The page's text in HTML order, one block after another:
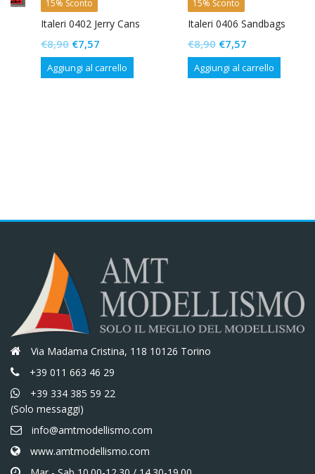
15% Sconto
Italeri 0402 Jerry Cans
8,90Il
prezzo
originale
€7,57Il
prezzo
attuale
Aggiungi al carrello
15% Sconto
Italeri 0406 Sandbags
8,90Il
prezzo
originale
€7,57Il
prezzo
attuale
Aggiungi al carrello
Via Madama Cristina, 118 10126 Torino
+39 011 663 46 29
+39 334 385 59 22
(Solo messaggi)
info@amtmodellismo.com
www.amtmodellismo.com